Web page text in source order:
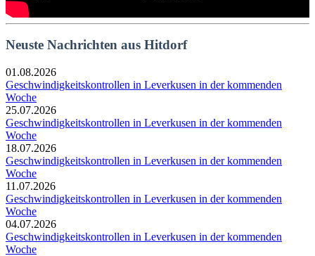
Neuste Nachrichten aus Hitdorf
01.08.2026
Geschwindigkeitskontrollen in Leverkusen in der kommenden
Woche
25.07.2026
Geschwindigkeitskontrollen in Leverkusen in der kommenden
Woche
18.07.2026
Geschwindigkeitskontrollen in Leverkusen in der kommenden
Woche
11.07.2026
Geschwindigkeitskontrollen in Leverkusen in der kommenden
Woche
04.07.2026
Geschwindigkeitskontrollen in Leverkusen in der kommenden
Woche